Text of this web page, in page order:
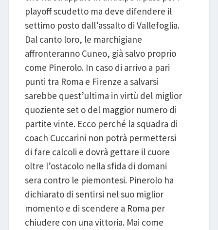
playoff scudetto ma deve difendere il
settimo posto dall’assalto di Vallefoglia.
Dal canto loro, le marchigiane
affronteranno Cuneo, già salvo proprio
come Pinerolo. In caso di arrivo a pari
punti tra Roma e Firenze a salvarsi
sarebbe quest’ultima in virtù del miglior
quoziente set o del maggior numero di
partite vinte. Ecco perché la squadra di
coach Cuccarini non potrà permettersi
di fare calcoli e dovrà gettare il cuore
oltre l’ostacolo nella sfida di domani
sera contro le piemontesi. Pinerolo ha
dichiarato di sentirsi nel suo miglior
momento e di scendere a Roma per
chiudere con una vittoria. Mai come